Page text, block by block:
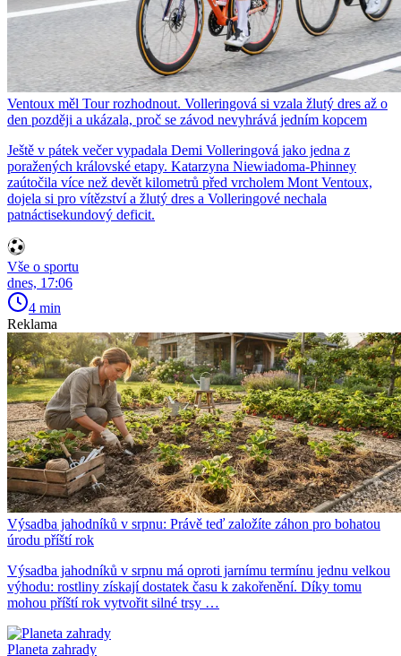
Ventoux měl Tour rozhodnout. Volleringová si vzala žlutý dres až o
den později a ukázala, proč se závod nevyhrává jedním kopcem
Ještě v pátek večer vypadala Demi Volleringová jako jedna z
poražených královské etapy. Katarzyna Niewiadoma-Phinney
zaútočila více než devět kilometrů před vrcholem Mont Ventoux,
dojela si pro vítězství a žlutý dres a Volleringové nechala
patnáctisekundový deficit.
Vše o sportu
dnes, 17:06
4 min
Reklama
Výsadba jahodníků v srpnu: Právě teď založíte záhon pro bohatou
úrodu příští rok
Výsadba jahodníků v srpnu má oproti jarnímu termínu jednu velkou
výhodu: rostliny získají dostatek času k zakořenění. Díky tomu
mohou příští rok vytvořit silné trsy …
Planeta zahrady